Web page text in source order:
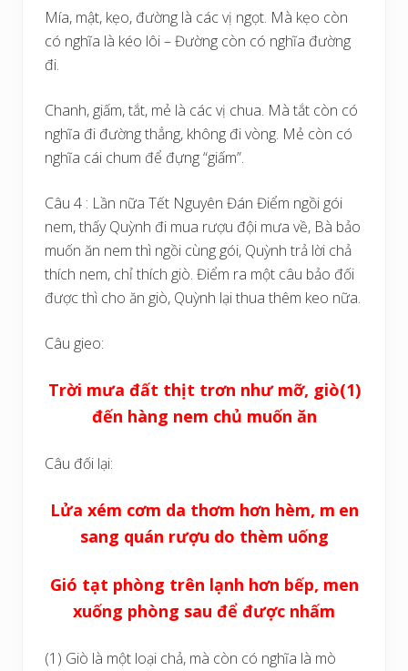
Mía, mật, kẹo, đường là các vị ngọt. Mà kẹo còn
có nghĩa là kéo lôi – Đường còn có nghĩa đường
đi.
Chanh, giấm, tắt, mẻ là các vị chua. Mà tắt còn có
nghĩa đi đường thẳng, không đi vòng. Mẻ còn có
nghĩa cái chum để đựng “giấm”.
Câu 4 : Lần nữa Tết Nguyên Đán Điểm ngồi gói
nem, thấy Quỳnh đi mua rượu đội mưa về, Bà bảo
muốn ăn nem thì ngồi cùng gói, Quỳnh trả lời chả
thích nem, chỉ thích giò. Điểm ra một câu bảo đối
được thì cho ăn giò, Quỳnh lại thua thêm keo nữa.
Câu gieo:
Trời mưa đất thịt trơn như mỡ, giò(1)
đến hàng nem chủ muốn ăn
Câu đối lại:
Lửa xém cơm da thơm hơn hèm, m en
sang quán rượu do thèm uống
Gió tạt phòng trên lạnh hơn bếp, men
xuống phòng sau để được nhấm
(1) Giò là một loại chả, mà còn có nghĩa là mò